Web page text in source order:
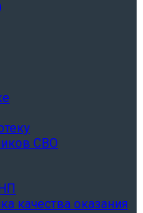
СВО
качества оказания